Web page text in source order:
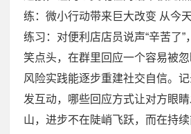
练：微小行动带来巨大改变 从今
练习：对便利店店员说声“辛苦了
笑点头，在群里回应一个容易被
风险实践能逐步重建社交自信。记
发互动，哪些回应方式让对方眼
山，进步不在陡峭飞跃，而在持